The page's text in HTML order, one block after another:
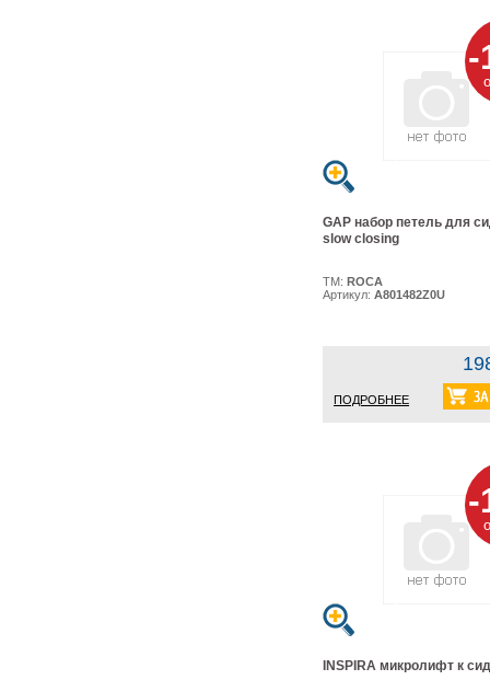
-
GAP набор петель для
slow closing
ТМ: ROCA
Артикул: A801482Z0U
ПОДРОБНЕЕ
-
INSPIRA микролифт к